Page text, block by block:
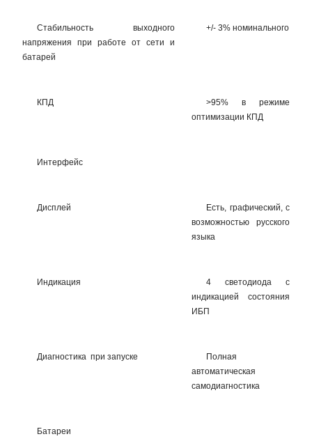
Стабильность выходного
напряжения при работе от сети и
батарей
+/- 3% номинального
КПД
>95% в режиме
оптимизации КПД
Интерфейс
Дисплей
Есть, графический, с
возможностью русского
языка
Индикация
4 светодиода с
индикацией состояния
ИБП
Диагностика при запуске
Полная
автоматическая
самодиагностика
Батареи